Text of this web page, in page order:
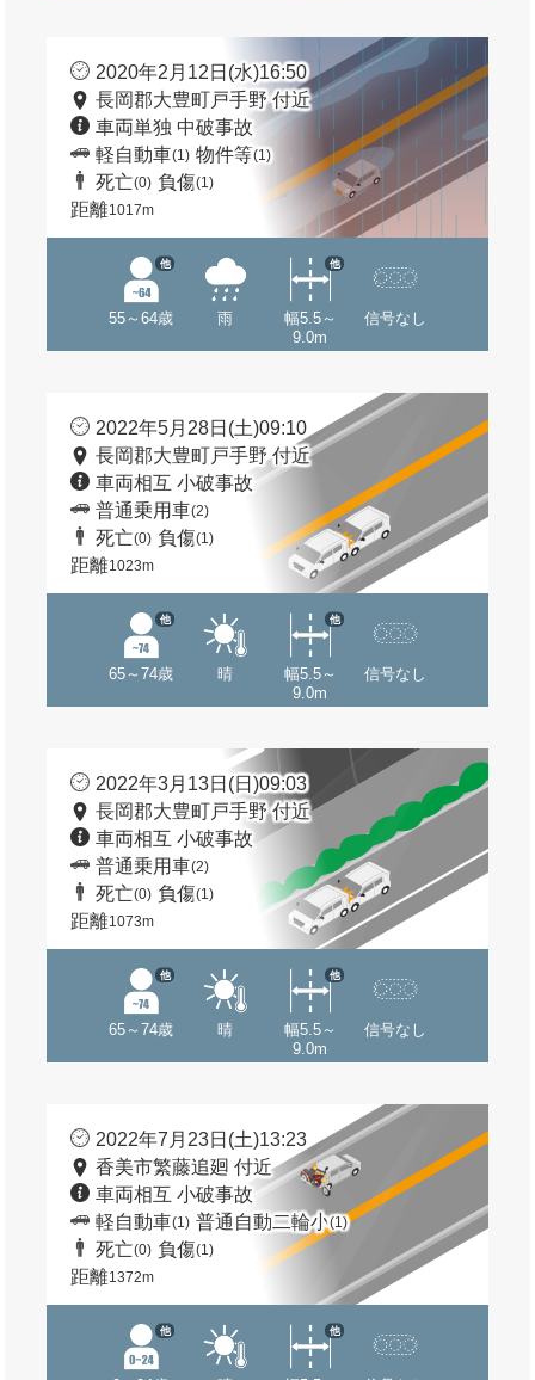
2020年2月12日(水)16:50
長岡郡大豊町戸手野 付近
車両単独 中破事故
軽自動車(1) 物件等(1)
死亡(0) 負傷(1)
距離1017m
55～64歳
他
雨
幅5.5～
9.0m
他
信号なし
2022年5月28日(土)09:10
長岡郡大豊町戸手野 付近
車両相互 小破事故
普通乗用車(2)
死亡(0) 負傷(1)
距離1023m
65～74歳
他
晴
幅5.5～
9.0m
他
信号なし
2022年3月13日(日)09:03
長岡郡大豊町戸手野 付近
車両相互 小破事故
普通乗用車(2)
死亡(0) 負傷(1)
距離1073m
65～74歳
他
晴
幅5.5～
9.0m
他
信号なし
2022年7月23日(土)13:23
香美市繁藤追廻 付近
車両相互 小破事故
軽自動車(1) 普通自動二輪小(1)
死亡(0) 負傷(1)
距離1372m
他 他